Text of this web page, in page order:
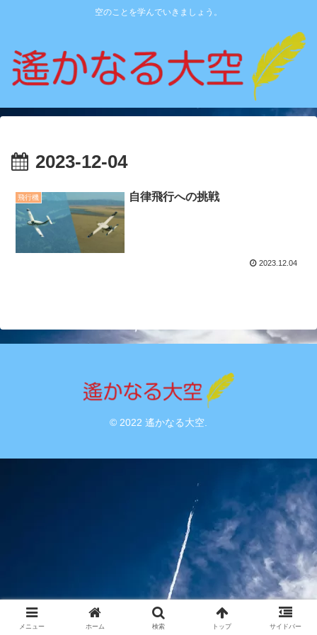
空のことを学んでいきましょう。
2023-12-04
飛行機 自律飛行への挑戦
2023.12.04
© 2022 遙かなる大空.
メニュー ホーム 検索 トップ サイドバー